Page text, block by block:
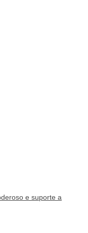
e suporte a